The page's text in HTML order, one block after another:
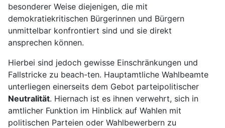
besonderer Weise diejenigen, die mit
demokratiekritischen Bürgerinnen und Bürgern
unmittelbar konfrontiert sind und sie direkt
ansprechen können.
Hierbei sind jedoch gewisse Einschränkungen und
Fallstricke zu beach-ten. Hauptamtliche Wahlbeamte
unterliegen einerseits dem Gebot parteipolitischer
Neutralität. Hiernach ist es ihnen verwehrt, sich in
amtlicher Funktion im Hinblick auf Wahlen mit
politischen Parteien oder Wahlbewerbern zu